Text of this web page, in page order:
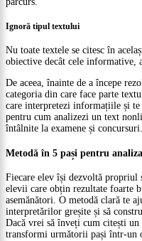
Ignoră tipul textului
Nu toate textele se citesc în
obiective decât cele informative,
De aceea, înainte de a începe
categoria din care face parte
care interpretezi informațiile și
pentru cum analizezi un text
întâlnite la examene și concursuri.
Metodă în 5 pași pentru
Fiecare elev își dezvoltă propriul
elevii care obțin rezultate foarte
asemănători. O metodă clară te
interpretărilor greșite și să
Dacă vrei să înveți cum citești
transformi următorii pași într-un